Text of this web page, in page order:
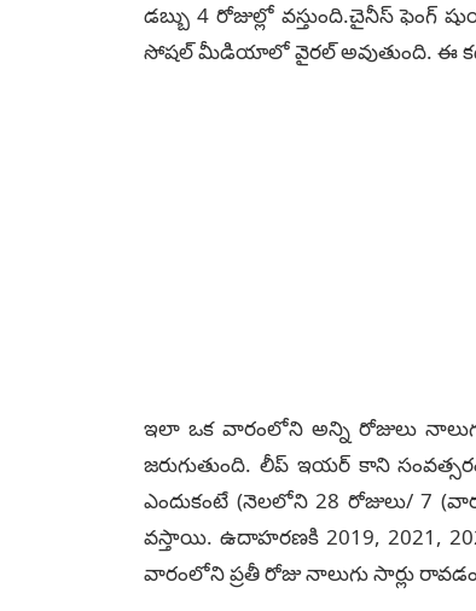
డబ్బు 4 రోజుల్లో వస్తుంది.చైనీస్
సోషల్ మీడియాలో వైరల్ అవుతుంది. ఈ
ఇలా ఒక వారంలోని అన్ని రోజులు
జరుగుతుంది. లీప్ ఇయర్ కాని
ఎందుకంటే (నెలలోని 28 రోజులు/ 7
వస్తాయి. ఉదాహరణకి 2019, 2021,
వారంలోని ప్రతీ రోజు నాలుగు సార్లు